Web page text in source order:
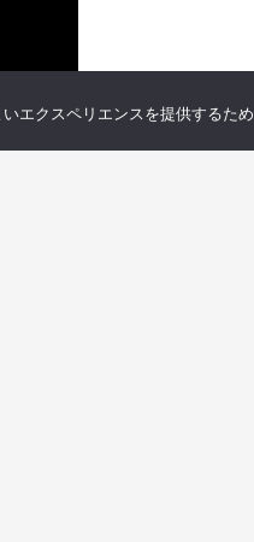
いエクスペリエンスを提供するた